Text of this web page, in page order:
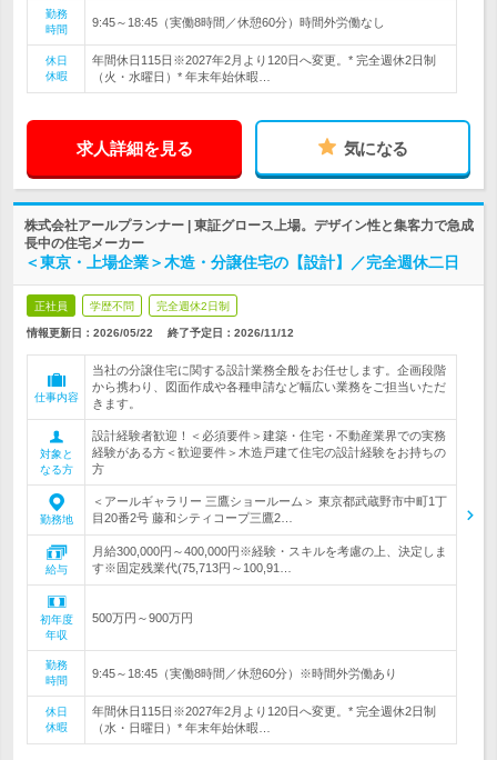
勤務
時間
9:45～18:45（実働8時間／休憩60分）時間外労働なし
休日
休暇
年間休日115日※2027年2月より120日へ変更。* 完全週休2日制
（火・水曜日）* 年末年始休暇…
求人詳細を見る 気になる
株式会社アールプランナー | 東証グロース上場。デザイン性と集客力で急成
長中の住宅メーカー
＜東京・上場企業＞木造・分譲住宅の【設計】／完全週休二日
正社員 学歴不問 完全週休2日制
情報更新日：2026/05/22 終了予定日： 2026/11/12
仕事内容
当社の分譲住宅に関する設計業務全般をお任せします。企画段階
から携わり、図面作成や各種申請など幅広い業務をご担当いただ
きます。
対象と
なる方
設計経験者歓迎！＜必須要件＞建築・住宅・不動産業界での実務
経験がある方＜歓迎要件＞木造戸建て住宅の設計経験をお持ちの
方
勤務地
＜アールギャラリー 三鷹ショールーム＞ 東京都武蔵野市中町1丁
目20番2号 藤和シティコープ三鷹2…
給与
月給300,000円～400,000円※経験・スキルを考慮の上、決定しま
す※固定残業代(75,713円～100,91…
初年度
年収
500万円～900万円
勤務
時間
9:45～18:45（実働8時間／休憩60分）※時間外労働あり
休日
休暇
年間休日115日※2027年2月より120日へ変更。* 完全週休2日制
（水・日曜日）* 年末年始休暇…